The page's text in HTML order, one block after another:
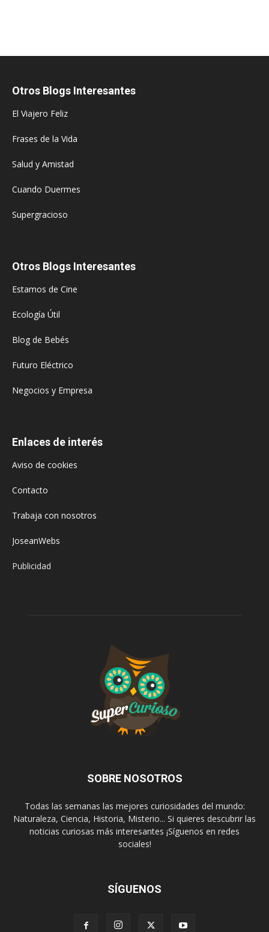
Otros Blogs Interesantes
El Viajero Feliz
Frases de la Vida
Salud y Amistad
Cuando Duermes
Supergracioso
Otros Blogs Interesantes
Estamos de Cine
Ecología Útil
Blog de Bebés
Futuro Eléctrico
Negocios y Empresa
Enlaces de interés
Aviso de cookies
Contacto
Trabaja con nosotros
JoseanWebs
Publicidad
SOBRE NOSOTROS
Todas las semanas las mejores curiosidades del mundo:
Naturaleza, Ciencia, Historia, Misterio... Si quieres descubrir las
noticias curiosas más interesantes ¡Síguenos en redes
sociales!
SÍGUENOS